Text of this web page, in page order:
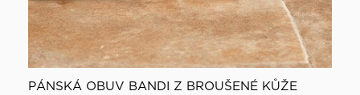
PÁNSKÁ OBUV BANDI Z BROUŠENÉ KŮŽE